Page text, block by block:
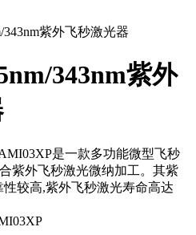
343nm紫外
是一款多功能微型飞秒
紫外飞秒激光微纳加工。其紫
较高,紫外飞秒激光寿命高达